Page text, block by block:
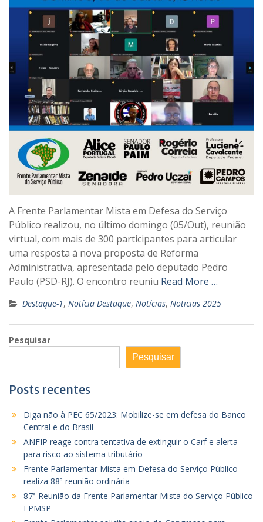
A Frente Parlamentar Mista em Defesa do Serviço
Público realizou, no último domingo (05/Out), reunião
virtual, com mais de 300 participantes para articular
uma resposta à nova proposta de Reforma
Administrativa, apresentada pelo deputado Pedro
Paulo (PSD-RJ). O encontro reuniu Read More …
Destaque-1, Notícia Destaque, Notícias, Noticias 2025
Pesquisar
Pesquisar
Posts recentes
Diga não à PEC 65/2023: Mobilize-se em defesa do Banco
Central e do Brasil
ANFIP reage contra tentativa de extinguir o Carf e alerta
para risco ao sistema tributário
Frente Parlamentar Mista em Defesa do Serviço Público
realiza 88ª reunião ordinária
87ª Reunião da Frente Parlamentar Mista do Serviço Público
FPMSP